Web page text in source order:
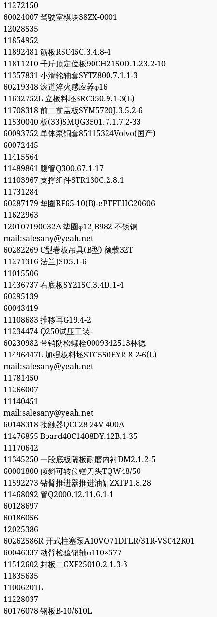
11272150
60024007 驾驶室模块38ZX-0001
12028535
11854952
11892481 筋板RSC45C.3.4.8-4
11811210 千斤顶定位板90CH2150D.1.23.2-10
11357831 小滑轮轴套SYTZ800.7.1.1-3
60219348 滚道淬火感应器φ16
11632752L 立板料坯SRC350.9.1-3(L)
11708318 前二前盖板SYM5720J.3.5.2-6
11530040 板(33)SMQG3501.7.1.7.2-33
60093752 单体泵铜套85115324Volvo(国产)
60072445
11415564
11489861 腹管Q300.67.1-17
11103967 支撑组件STR130C.2.8.1
11731284
60287179 垫圈RF65-10(B)-ePTFEHG20606
11622963
120107190032A 垫圈φ12JB982 不锈钢
mail:salesany@yeah.net
60282269 C型卷板吊具(B型) 额载32T
11271316 法兰JSD5.1-6
11015506
11436737 右底板SY215C.3.4D.1-4
60295139
60043419
11108683 推移耳G19.4-2
11234474 Q250试压工装-
60230982 带销防松螺栓0009342513林德
11496447L 加强板料坯STC550EYR.8.2-6(L)
mail:salesany@yeah.net
11781450
11266007
11140451
mail:salesany@yeah.net
60148318 接触器QCC28 24V 400A
11476855 Board40C1408DY.12B.1-35
11170642
11345250 一段底板隔板耐磨内衬DM2.1.2-5
60001800 倾斜可转位镗刀头TQW48/50
11592273 钻臂推进器推进油缸ZXFP1.8.28
11468092 管Q2000.12.11.6.1-1
60128697
60186056
12025386
60262586R 开式柱塞泵A10VO71DFLR/31R-VSC42K01
60046337 动臂检验销轴φ110×577
11512602 封板二GXF25010.2.1.3-3
11835635
11006201L
11228037
60176078 钢板B-10/610L